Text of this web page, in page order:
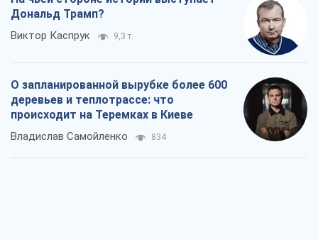
Дональд Трамп?
Виктор Каспрук 9,3 т.
О запланированной вырубке более 600
деревьев и теплотрассе: что
происходит на Теремках в Киеве
Владислав Самойленко 834